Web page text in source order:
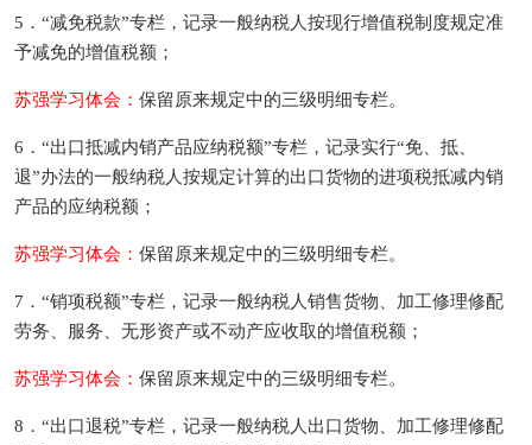
5．“减免税款”专栏，记录一般纳税人按现行增值税制度规定准
予减免的增值税额；
苏强学习体会： 保留原来规定中的三级明细专栏。
6．“出口抵减内销产品应纳税额”专栏，记录实行“免、抵、
退”办法的一般纳税人按规定计算的出口货物的进项税抵减内销
产品的应纳税额；
苏强学习体会： 保留原来规定中的三级明细专栏。
7．“销项税额”专栏，记录一般纳税人销售货物、加工修理修配
劳务、服务、无形资产或不动产应收取的增值税额；
苏强学习体会： 保留原来规定中的三级明细专栏。
8．“出口退税”专栏，记录一般纳税人出口货物、加工修理修配